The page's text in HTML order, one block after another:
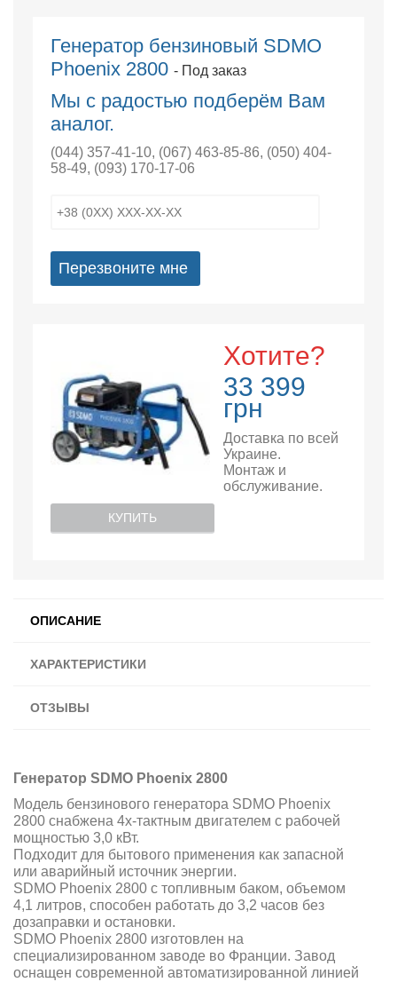
Генератор бензиновый SDMO
Phoenix 2800 - Под заказ
Мы с радостью подберём Вам
аналог.
(044) 357-41-10, (067) 463-85-86, (050) 404-
58-49, (093) 170-17-06
Перезвоните мне
Хотите?
33 399
грн
Доставка по всей
Украине.
Монтаж и
обслуживание.
КУПИТЬ
ОПИСАНИЕ
ХАРАКТЕРИСТИКИ
ОТЗЫВЫ
Генератор SDMO Phoenix 2800
Модель бензинового генератора SDMO Phoenix
2800 снабжена 4х-тактным двигателем с рабочей
мощностью 3,0 кВт.
Подходит для бытового применения как запасной
или аварийный источник энергии.
SDMO Phoenix 2800 с топливным баком, объемом
4,1 литров, способен работать до 3,2 часов без
дозаправки и остановки.
SDMO Phoenix 2800 изготовлен на
специализированном заводе во Франции. Завод
оснащен современной автоматизированной линией